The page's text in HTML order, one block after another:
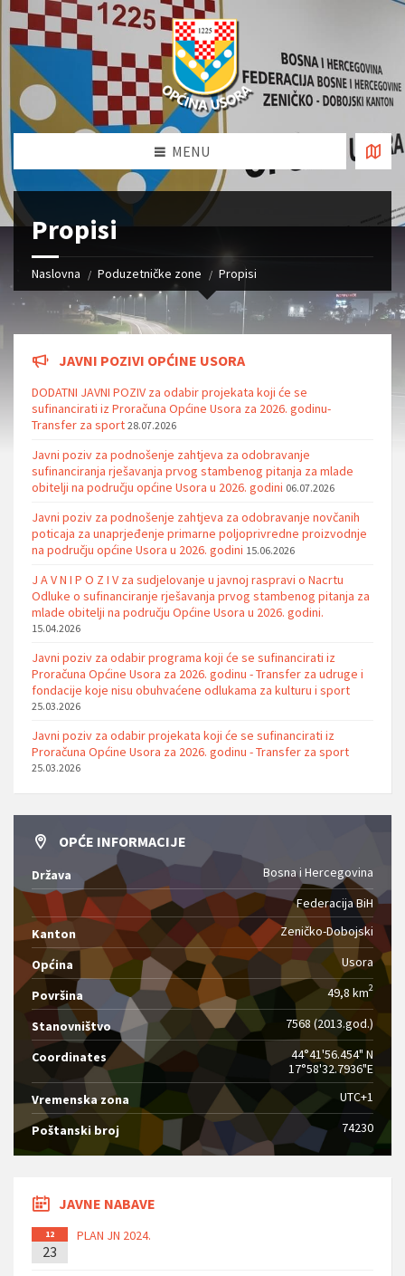
MENU
Propisi
Naslovna Poduzetničke zone Propisi
JAVNI POZIVI OPĆINE USORA
DODATNI JAVNI POZIV za odabir projekata koji će se
sufinancirati iz Proračuna Općine Usora za 2026. godinu-
Transfer za sport 28.07.2026
Javni poziv za podnošenje zahtjeva za odobravanje
sufinanciranja rješavanja prvog stambenog pitanja za mlade
obitelji na području općine Usora u 2026. godini 06.07.2026
Javni poziv za podnošenje zahtjeva za odobravanje novčanih
poticaja za unaprjeđenje primarne poljoprivredne proizvodnje
na području općine Usora u 2026. godini 15.06.2026
J A V N I P O Z I V za sudjelovanje u javnoj raspravi o Nacrtu
Odluke o sufinanciranje rješavanja prvog stambenog pitanja za
mlade obitelji na području Općine Usora u 2026. godini.
15.04.2026
Javni poziv za odabir programa koji će se sufinancirati iz
Proračuna Općine Usora za 2026. godinu - Transfer za udruge i
fondacije koje nisu obuhvaćene odlukama za kulturu i sport
25.03.2026
Javni poziv za odabir projekata koji će se sufinancirati iz
Proračuna Općine Usora za 2026. godinu - Transfer za sport
25.03.2026
OPĆE INFORMACIJE
Država
Bosna i Hercegovina
Federacija BiH
Kanton
Zeničko-Dobojski
Općina Usora
Površina 49,8 km2
Stanovništvo 7568 (2013.god.)
Coordinates
44°41'56.454" N
17°58'32.7936"E
Vremenska zona
UTC+1
Poštanski broj 74230
JAVNE NABAVE
12
23
PLAN JN 2024.